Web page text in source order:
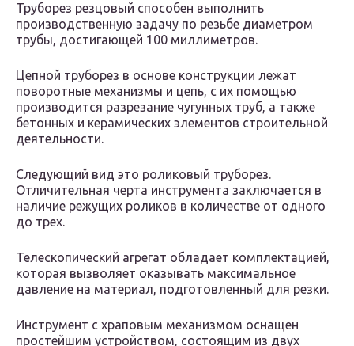
Труборез резцовый способен выполнить
производственную задачу по резьбе диаметром
трубы, достигающей 100 миллиметров.
Цепной труборез в основе конструкции лежат
поворотные механизмы и цепь, с их помощью
производится разрезание чугунных труб, а также
бетонных и керамических элементов строительной
деятельности.
Следующий вид это роликовый труборез.
Отличительная черта инструмента заключается в
наличие режущих роликов в количестве от одного
до трех.
Телескопический агрегат обладает комплектацией,
которая вызволяет оказывать максимальное
давление на материал, подготовленный для резки.
Инструмент с храповым механизмом оснащен
простейшим устройством, состоящим из двух